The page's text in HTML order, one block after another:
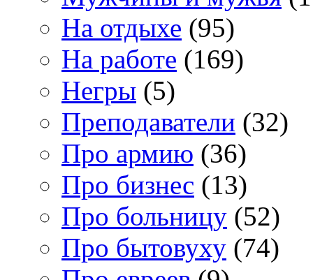
На отдыхе (95)
На работе (169)
Негры (5)
Преподаватели (32)
Про армию (36)
Про бизнес (13)
Про больницу (52)
Про бытовуху (74)